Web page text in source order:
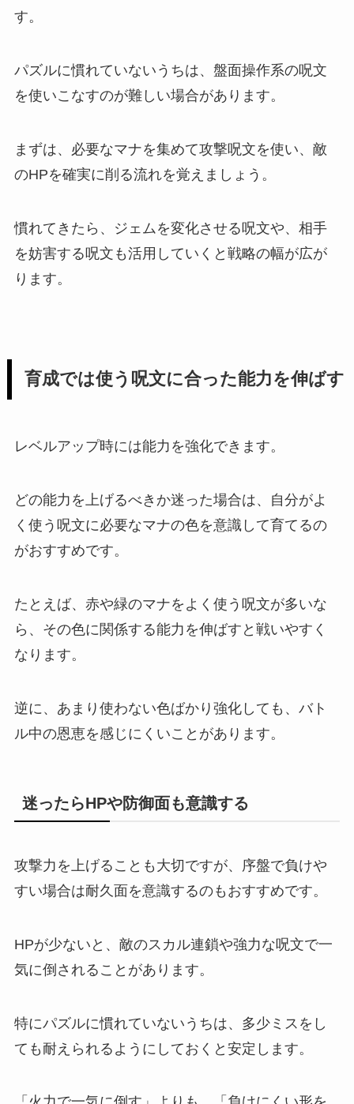
す。
パズルに慣れていないうちは、盤面操作系の呪文
を使いこなすのが難しい場合があります。
まずは、必要なマナを集めて攻撃呪文を使い、敵
のHPを確実に削る流れを覚えましょう。
慣れてきたら、ジェムを変化させる呪文や、相手
を妨害する呪文も活用していくと戦略の幅が広が
ります。
育成では使う呪文に合った能力を伸ばす
レベルアップ時には能力を強化できます。
どの能力を上げるべきか迷った場合は、自分がよ
く使う呪文に必要なマナの色を意識して育てるの
がおすすめです。
たとえば、赤や緑のマナをよく使う呪文が多いな
ら、その色に関係する能力を伸ばすと戦いやすく
なります。
逆に、あまり使わない色ばかり強化しても、バト
ル中の恩恵を感じにくいことがあります。
迷ったらHPや防御面も意識する
攻撃力を上げることも大切ですが、序盤で負けや
すい場合は耐久面を意識するのもおすすめです。
HPが少ないと、敵のスカル連鎖や強力な呪文で一
気に倒されることがあります。
特にパズルに慣れていないうちは、多少ミスをし
ても耐えられるようにしておくと安定します。